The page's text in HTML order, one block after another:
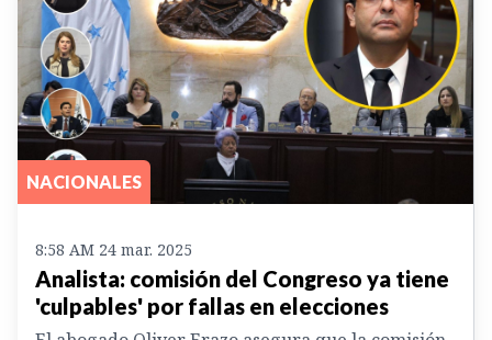
NACIONALES
8:58 AM 24 mar. 2025
Analista: comisión del Congreso ya tiene
'culpables' por fallas en elecciones